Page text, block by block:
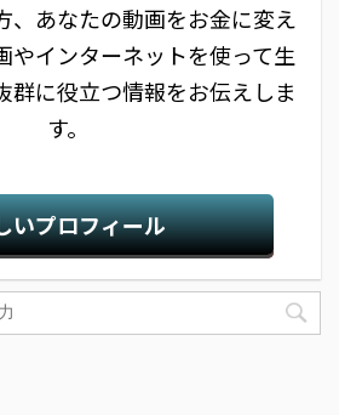
、あなたの動画をお金に変え
やインターネットを使って生
群に役立つ情報をお伝えしま
す。
いプロフィール